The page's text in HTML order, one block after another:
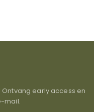
Ontvang early access en
mail.